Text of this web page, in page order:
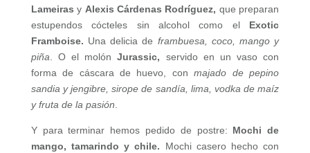
Lameiras y Alexis Cárdenas Rodríguez, que preparan
estupendos cócteles sin alcohol como el Exotic
Framboise. Una delicia de frambuesa, coco, mango y
piña . O el molónJurassic, servido en un vaso con
forma de cáscara de huevo, conmajado de pepino
sandia y jengibre, sirope de sandía, lima, vodka de maíz
y fruta de la pasión
Y para terminar hemos pedido de postre: Mochi de
mango, tamarindo y chile. Mochi casero hecho con